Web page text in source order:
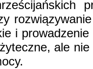
i
ale